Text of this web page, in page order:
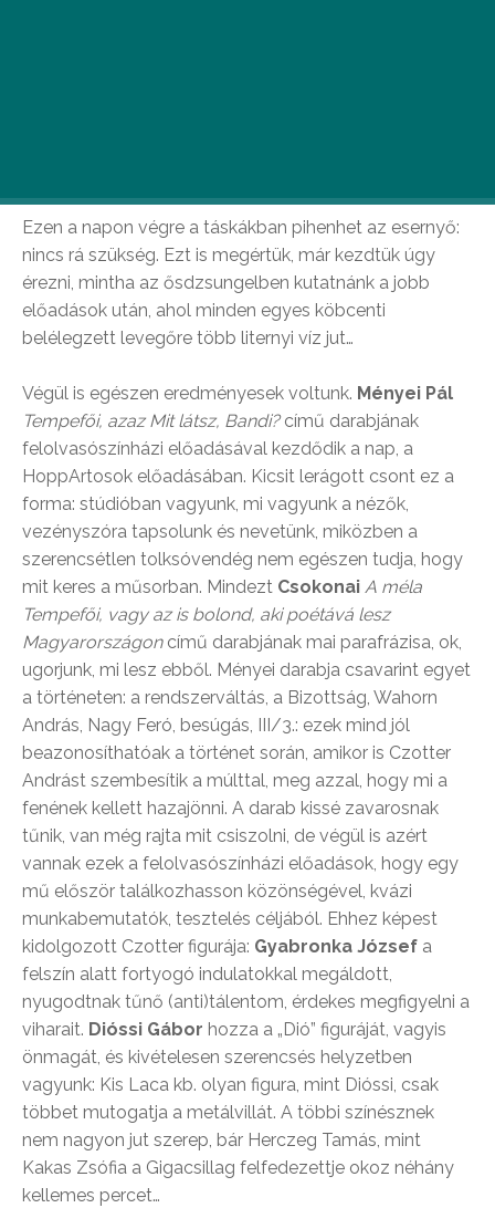
Ezen a napon végre a táskákban pihenhet az esernyő:
nincs rá szükség. Ezt is megértük, már kezdtük úgy
érezni, mintha az ősdzsungelben kutatnánk a jobb
előadások után, ahol minden egyes köbcenti
belélegzett levegőre több liternyi víz jut…
Végül is egészen eredményesek voltunk. Ményei Pál
Tempefői, azaz Mit látsz, Bandi?című darabjának
felolvasószínházi előadásával kezdődik a nap, a
HoppArtosok előadásában. Kicsit lerágott csont ez a
forma: stúdióban vagyunk, mi vagyunk a nézők,
vezényszóra tapsolunk és nevetünk, miközben a
szerencsétlen tolksóvendég nem egészen tudja, hogy
mit keres a műsorban. Mindezt Csokonai A méla
Tempefői, vagy az is bolond, aki poétává lesz
Magyarországoncímű darabjának mai parafrázisa, ok,
ugorjunk, mi lesz ebből. Ményei darabja csavarint egyet
a történeten: a rendszerváltás, a Bizottság, Wahorn
András, Nagy Feró, besúgás, III/3.: ezek mind jól
beazonosíthatóak a történet során, amikor is Czotter
Andrást szembesítik a múlttal, meg azzal, hogy mi a
fenének kellett hazajönni. A darab kissé zavarosnak
tűnik, van még rajta mit csiszolni, de végül is azért
vannak ezek a felolvasószínházi előadások, hogy egy
mű először találkozhasson közönségével, kvázi
munkabemutatók, tesztelés céljából. Ehhez képest
kidolgozott Czotter figurája: Gyabronka József a
felszín alatt fortyogó indulatokkal megáldott,
nyugodtnak tűnő (anti)tálentom, érdekes megfigyelni a
viharait. Dióssi Gábor hozza a „Dió” figuráját, vagyis
önmagát, és kivételesen szerencsés helyzetben
vagyunk: Kis Laca kb. olyan figura, mint Dióssi, csak
többet mutogatja a metálvillát. A többi színésznek
nem nagyon jut szerep, bár Herczeg Tamás, mint
Kakas Zsófia a Gigacsillag felfedezettje okoz néhány
kellemes percet…